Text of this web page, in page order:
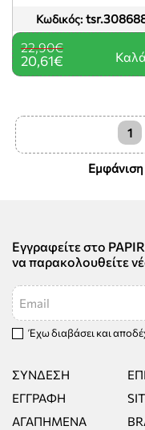
Κωδικός:
20,61€
22,90€
1
Εμφάνιση
Εγγραφείτε στο
να παρακολουθείτε
Email
Έχω διαβάσει και
ΣΎΝΔΕΣΗ
ΕΓΓΡΑΦΉ
ΑΓΑΠΗΜΈΝΑ